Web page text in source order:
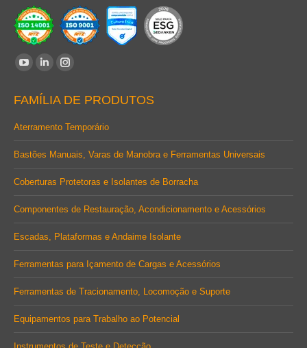
Encontre-nos em:
opens
in
window
Linkedin
opens
in
window
Instagram
opens
in
window
FAMÍLIA DE PRODUTOS
Aterramento Temporário
Bastões Manuais, Varas de Manobra e Ferramentas Universais
Coberturas Protetoras e Isolantes de Borracha
Componentes de Restauração, Acondicionamento e Acessórios
Escadas, Plataformas e Andaime Isolante
Ferramentas para Içamento de Cargas e Acessórios
Ferramentas de Tracionamento, Locomoção e Suporte
Equipamentos para Trabalho ao Potencial